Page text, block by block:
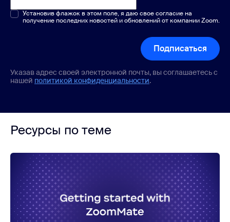
Один или несколько вариантов*
Установив флажок в этом поле, я даю свое согласие на
получение последних новостей и обновлений от компании Zoom.
Подписаться
Указав адрес своей электронной почты, вы соглашаетесь с
нашей политикой конфиденциальности.
Ресурсы по теме